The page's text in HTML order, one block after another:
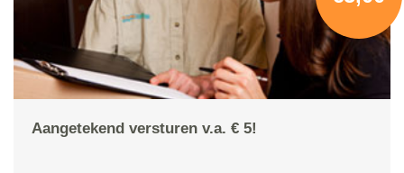
Aangetekend versturen v.a. € 5!